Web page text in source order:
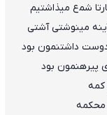
ﺷﻤع ﻣﻴﺬاﺷﺘﻴﻢ
ﻣﻴﻨﻮﺷﺘﻰ آﺷﺘﻰ
داﺷﺘﻨﻤﻮن ﺑﻮد
ﭘﻴﺮﻫﻨﻤﻮن ﺑﻮد
ﻛﻤﻪ
ﻣﺤﻜﻤﻪ